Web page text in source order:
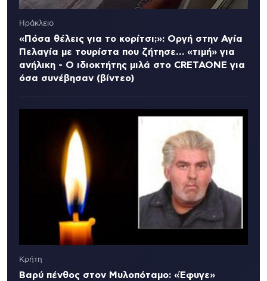
Ηράκλειο
«Πόσα θέλεις για το κορίτσι;»: Οργή στην Αγία
Πελαγία με τουρίστα που ζήτησε… «τιμή» για
ανήλικη - Ο ιδιοκτήτης μιλά στο CRETAONE για
όσα συνέβησαν (βίντεο)
Κρήτη
Βαρύ πένθος στον Μυλοπόταμο: «Έφυγε»